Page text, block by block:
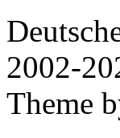
2002-
Theme